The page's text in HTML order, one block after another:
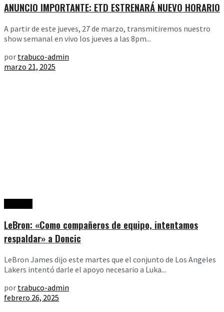
ANUNCIO IMPORTANTE: ETD ESTRENARÁ NUEVO HORARIO
A partir de este jueves, 27 de marzo, transmitiremos nuestro
show semanal en vivo los jueves a las 8pm...
por trabuco-admin
marzo 21, 2025
LeBron: «Como compañeros de equipo, intentamos
respaldar» a Doncic
LeBron James dijo este martes que el conjunto de Los Angeles
Lakers intentó darle el apoyo necesario a Luka...
por trabuco-admin
febrero 26, 2025